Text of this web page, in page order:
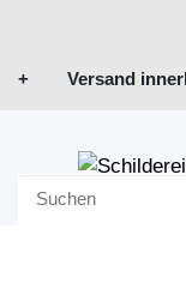
+ Versand